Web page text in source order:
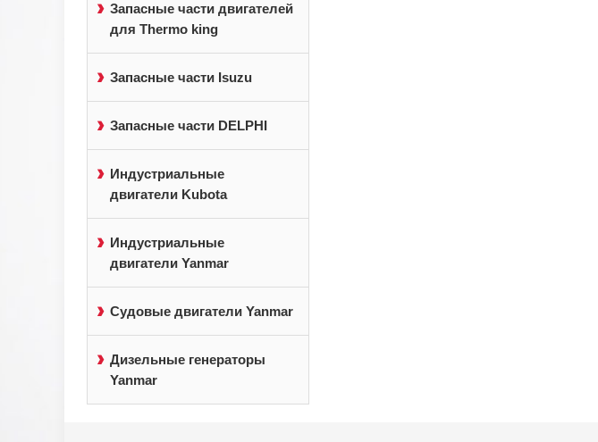
Запасные части двигателей
для Thermo king
Запасные части Isuzu
Запасные части DELPHI
Индустриальные
двигатели Kubota
Индустриальные
двигатели Yanmar
Судовые двигатели Yanmar
Дизельные генераторы
Yanmar